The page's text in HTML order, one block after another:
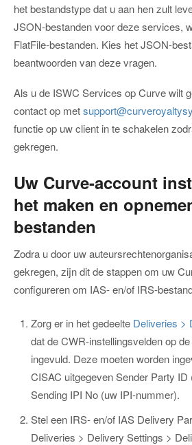
het bestandstype dat u aan hen zult
JSON-bestanden voor deze services,
FlatFile-bestanden. Kies het JSON-
beantwoorden van deze vragen.
Als u de ISWC Services op Curve wilt
contact op met
functie op uw client in te schakelen
gekregen.
Uw Curve-account
het maken en
bestanden
Zodra u door uw
gekregen, zijn dit de stappen om uw
configureren om IAS- en/of IRS-
Zorg er in het gedeelte Deliveries >
dat de CWR-instellingsvelden op
ingevuld. Deze moeten worden
CISAC uitgegeven Sender Party
Sending IPI No (uw IPI-nummer).
Stel een IRS- en/of IAS Delivery
Deliveries > Delivery Settings >